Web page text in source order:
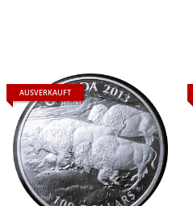
AUSVERKAUFT